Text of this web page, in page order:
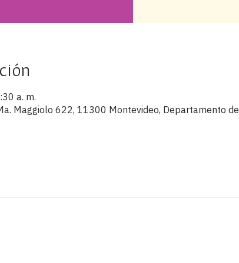
a. m.
Maggiolo 622, 11300 Montevideo, Departamento de